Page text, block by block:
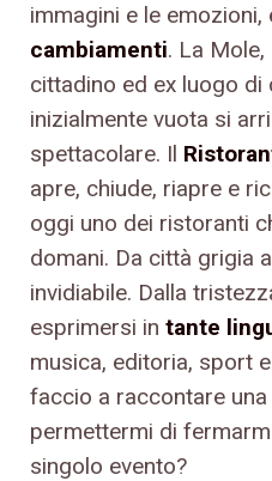
immagini e le
cambiamenti. La
cittadino ed ex luogo di
inizialmente vuota si
spettacolare. Il
apre, chiude, riapre e
oggi uno dei ristoranti
domani. Da città grigia a
invidiabile. Dalla
esprimersi in tante
musica, editoria, sport
faccio a raccontare
permettermi di
singolo evento?